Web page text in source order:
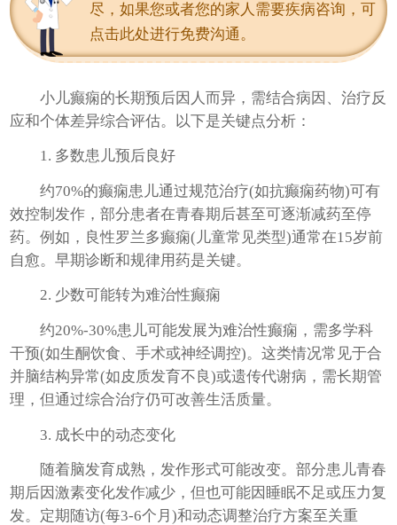
尽，如果您或者您的家人需要疾病咨询，可
点击此处进行免费沟通。
小儿癫痫的长期预后因人而异，需结合病因、治疗反
应和个体差异综合评估。以下是关键点分析：
1. 多数患儿预后良好
约70%的癫痫患儿通过规范治疗(如抗癫痫药物)可有
效控制发作，部分患者在青春期后甚至可逐渐减药至停
药。例如，良性罗兰多癫痫(儿童常见类型)通常在15岁前
自愈。早期诊断和规律用药是关键。
2. 少数可能转为难治性癫痫
约20%-30%患儿可能发展为难治性癫痫，需多学科
干预(如生酮饮食、手术或神经调控)。这类情况常见于合
并脑结构异常(如皮质发育不良)或遗传代谢病，需长期管
理，但通过综合治疗仍可改善生活质量。
3. 成长中的动态变化
随着脑发育成熟，发作形式可能改变。部分患儿青春
期后因激素变化发作减少，但也可能因睡眠不足或压力复
发。定期随访(每3-6个月)和动态调整治疗方案至关重